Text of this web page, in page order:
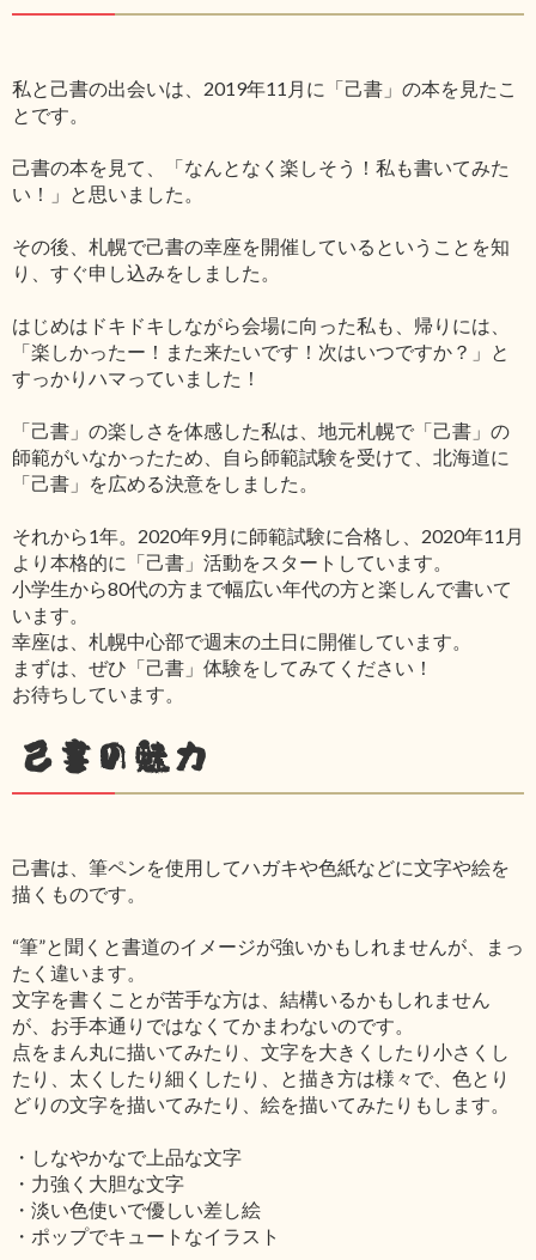
私と己書の出会いは、2019年11月に「己書」の本を見たこ
とです。
己書の本を見て、「なんとなく楽しそう！私も書いてみた
い！」と思いました。
その後、札幌で己書の幸座を開催しているということを知
り、すぐ申し込みをしました。
はじめはドキドキしながら会場に向った私も、帰りには、
「楽しかったー！また来たいです！次はいつですか？」と
すっかりハマっていました！
「己書」の楽しさを体感した私は、地元札幌で「己書」の
師範がいなかったため、自ら師範試験を受けて、北海道に
「己書」を広める決意をしました。
それから1年。2020年9月に師範試験に合格し、2020年11月
より本格的に「己書」活動をスタートしています。
小学生から80代の方まで幅広い年代の方と楽しんで書いて
います。
幸座は、札幌中心部で週末の土日に開催しています。
まずは、ぜひ「己書」体験をしてみてください！
お待ちしています。
己書の魅力
己書は、筆ペンを使用してハガキや色紙などに文字や絵を
描くものです。
“筆”と聞くと書道のイメージが強いかもしれませんが、まっ
たく違います。
文字を書くことが苦手な方は、結構いるかもしれません
が、お手本通りではなくてかまわないのです。
点をまん丸に描いてみたり、文字を大きくしたり小さくし
たり、太くしたり細くしたり、と描き方は様々で、色とり
どりの文字を描いてみたり、絵を描いてみたりもします。
・しなやかなで上品な文字
・力強く大胆な文字
・淡い色使いで優しい差し絵
・ポップでキュートなイラスト